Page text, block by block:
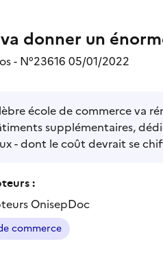
donner un
- N°23616 05/01/2022
école de commerce va
supplémentaires,
- dont le coût devrait se
:
OnisepDoc
commerce